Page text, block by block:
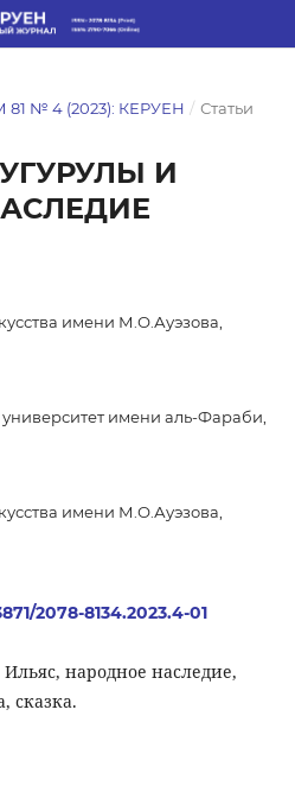
81 № 4 (2023): КЕРУЕН / Статьи
И
имени М.О.Ауэзова,
имени аль-Фараби,
имени М.О.Ауэзова,
2078-8134.2023.4-01
народное наследие,
сказка.